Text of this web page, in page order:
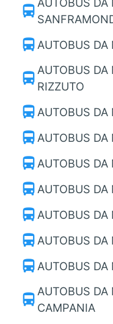
directions_bus
directions_bus AUTOBUS DA
directions_bus AUTOBUS DA
RIZZUTO
directions_bus AUTOBUS DA
directions_bus AUTOBUS DA
directions_bus AUTOBUS DA
directions_bus AUTOBUS DA
directions_bus AUTOBUS DA
directions_bus AUTOBUS DA
directions_bus AUTOBUS DA
directions_bus AUTOBUS DA
CAMPANIA